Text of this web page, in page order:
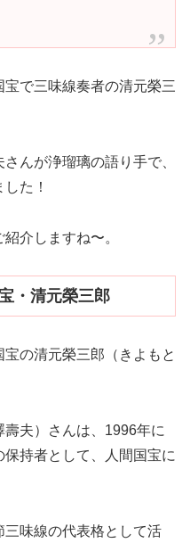
で三味線奏者の清元榮三
んが浄瑠璃の語り手で、
た！
介しますね〜。
・清元榮三郎
の清元榮三郎（きよもと
夫）さんは、1996年に
持者として、人間国宝に
味線の代表格として活